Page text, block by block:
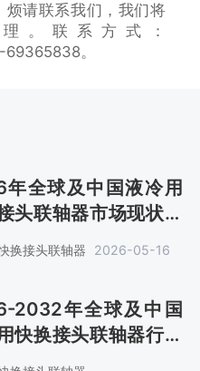
烦请联系我们，我们将
。联系方式：
。
全球及中国液冷用
头联轴器市场现状及
析[图]
换接头联轴器 2026-05-16
2032年全球及中国
快换接头联轴器行业
查与投资前景评估报